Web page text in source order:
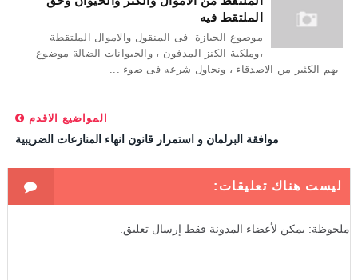
الملتقط فيه
موضوع الحيازة فى المنقول والاموال الملتقطة
،وملكية الكنز المدفون ، والحيوانات الضالة موضوع
يهم الكثير من الاصدقاء ، ونحاول شرعه فى ضوء ...
المواضيع الاقدم
موافقة البرلمان و استمرار قانون انهاء المنازعات الضريبية
ليست هناك تعليقات:
ملحوظة: يمكن لأعضاء المدونة فقط إرسال تعليق.